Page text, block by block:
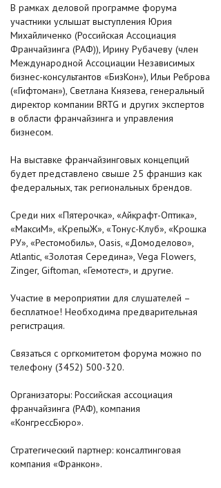
В рамках деловой программе форума
участники услышат выступления Юрия
Михайличенко (Российская Ассоциация
Франчайзинга (РАФ)), Ирину Рубачеву (член
Международной Ассоциации Независимых
бизнес-консультантов «БизКон»), Ильи Реброва
(«Гифтоман»), Светлана Князева, генеральный
директор компании BRTG и других экспертов
в области франчайзинга и управления
бизнесом.
На выставке франчайзинговых концепций
будет представлено свыше 25 франшиз как
федеральных, так региональных брендов.
Среди них «Пятерочка», «Айкрафт-Оптика»,
«МаксиМ», «КрепыЖ», «Тонус-Клуб», «Крошка
РУ», «Рестомобиль», Oasis, «Домоделово»,
Atlantic, «Золотая Середина», Vega Flowers,
Zinger, Giftoman, «Гемотест», и другие.
Участие в мероприятии для слушателей –
бесплатное! Необходима предварительная
регистрация.
Связаться с оргкомитетом форума можно по
телефону (3452) 500-320.
Организаторы: Российская ассоциация
франчайзинга (РАФ), компания
«КонгрессБюро».
Стратегический партнер: консалтинговая
компания «Франкон».